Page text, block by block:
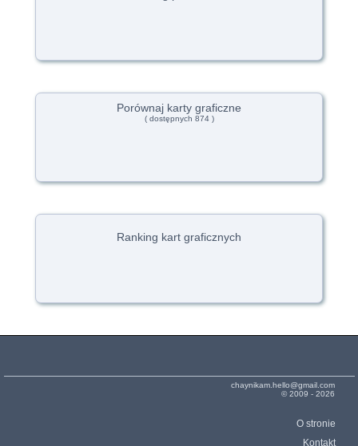
Porównaj karty graficzne
( dostępnych 874 )
Ranking kart graficznych
chaynikam.hello@gmail.com
© 2009 - 2026
O stronie
Kontakt